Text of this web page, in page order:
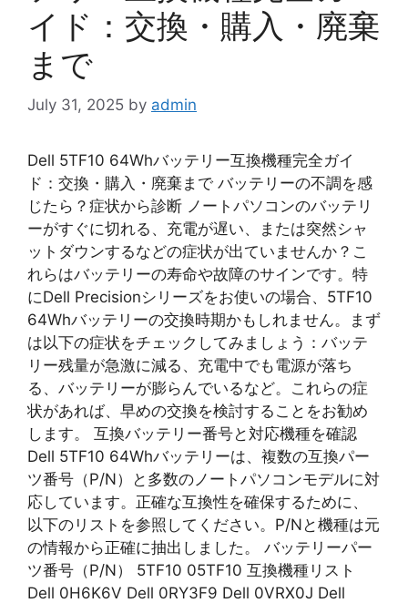
イド：交換・購入・廃棄
まで
July 31, 2025 by admin
Dell 5TF10 64Whバッテリー互換機種完全ガイ
ド：交換・購入・廃棄まで バッテリーの不調を感
じたら？症状から診断 ノートパソコンのバッテリ
ーがすぐに切れる、充電が遅い、または突然シャ
ットダウンするなどの症状が出ていませんか？こ
れらはバッテリーの寿命や故障のサインです。特
にDell Precisionシリーズをお使いの場合、5TF10
64Whバッテリーの交換時期かもしれません。まず
は以下の症状をチェックしてみましょう：バッテ
リー残量が急激に減る、充電中でも電源が落ち
る、バッテリーが膨らんでいるなど。これらの症
状があれば、早めの交換を検討することをお勧め
します。 互換バッテリー番号と対応機種を確認
Dell 5TF10 64Whバッテリーは、複数の互換パー
ツ番号（P/N）と多数のノートパソコンモデルに対
応しています。正確な互換性を確保するために、
以下のリストを参照してください。P/Nと機種は元
の情報から正確に抽出しました。 バッテリーパー
ツ番号（P/N） 5TF10 05TF10 互換機種リスト
Dell 0H6K6V Dell 0RY3F9 Dell 0VRX0J Dell